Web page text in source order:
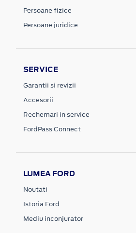
Persoane fizice
Persoane juridice
SERVICE
Garantii si revizii
Accesorii
Rechemari in service
FordPass Connect
LUMEA FORD
Noutati
Istoria Ford
Mediu inconjurator